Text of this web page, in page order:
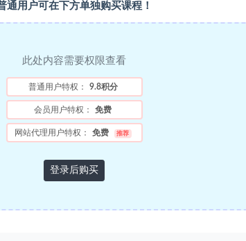
通用户可在下方单独购买课程！
此处内容需要权限查看
普通用户特权： 9.8积分
会员用户特权： 免费
网站代理用户特权： 免费 推荐
登录后购买